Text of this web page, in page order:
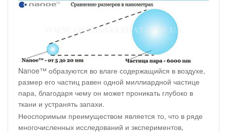
Nanoe™ образуются во влаге содержащийся в воздухе,
размер его частиц равен одной миллиардной частице
пара, благодаря чему он может проникать глубоко в
ткани и устранять запахи.
Неоспоримым преимуществом является то, что в ряде
многочисленных исследований и экспериментов,